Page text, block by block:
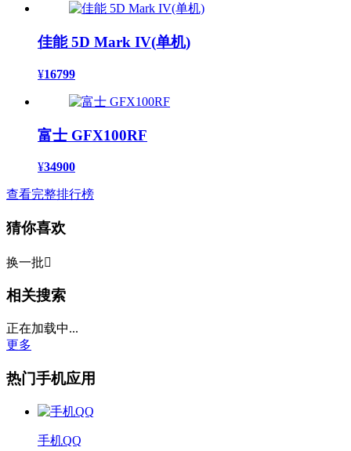
佳能 5D Mark IV(单机)
¥16799
富士 GFX100RF
¥34900
查看完整排行榜
猜你喜欢
换一批
相关搜索
正在加载中...
更多
热门手机应用
手机QQ